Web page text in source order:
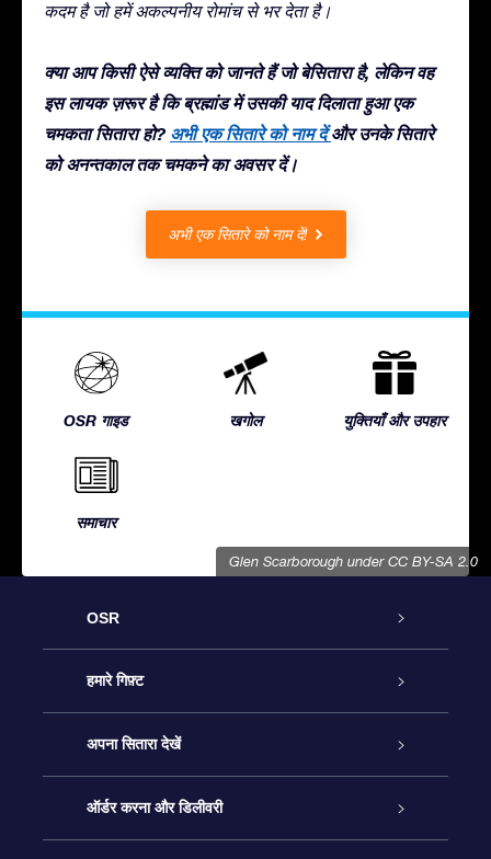
Glen Scarborough under CC BY-SA 2.0
कदम है जो हमें अकल्पनीय रोमांच से भर देता है।
क्या आप किसी ऐसे व्यक्ति को जानते हैं जो बेसितारा है, लेकिन वह
इस लायक ज़रूर है कि ब्रह्मांड में उसकी याद दिलाता हुआ एक
चमकता सितारा हो? अभी एक सितारे को नाम देंऔर उनके सितारे
को अनन्तकाल तक चमकने का अवसर दें।
अभी एक सितारे को नाम दें!
OSR गाइड खगोल युक्तियाँ और उपहार
समाचार
OSR
ग्राहक सेवा
हमसे संपर्क करें
ब्लॉग
हमारे गिफ़्ट
ऑनलाइन स्टार गिफ़्ट
OSR गिफ़्ट पैक
अपना सितारा देखें
स्टार रजिस्टर
ऑर्डर करना और डिलीवरी